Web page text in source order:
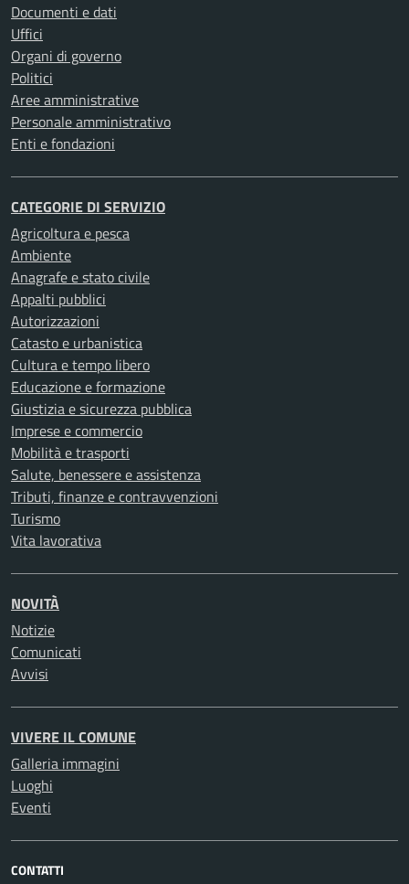
Documenti e dati
Uffici
Organi di governo
Politici
Aree amministrative
Personale amministrativo
Enti e fondazioni
CATEGORIE DI SERVIZIO
Agricoltura e pesca
Ambiente
Anagrafe e stato civile
Appalti pubblici
Autorizzazioni
Catasto e urbanistica
Cultura e tempo libero
Educazione e formazione
Giustizia e sicurezza pubblica
Imprese e commercio
Mobilità e trasporti
Salute, benessere e assistenza
Tributi, finanze e contravvenzioni
Turismo
Vita lavorativa
NOVITÀ
Notizie
Comunicati
Avvisi
VIVERE IL COMUNE
Galleria immagini
Luoghi
Eventi
CONTATTI